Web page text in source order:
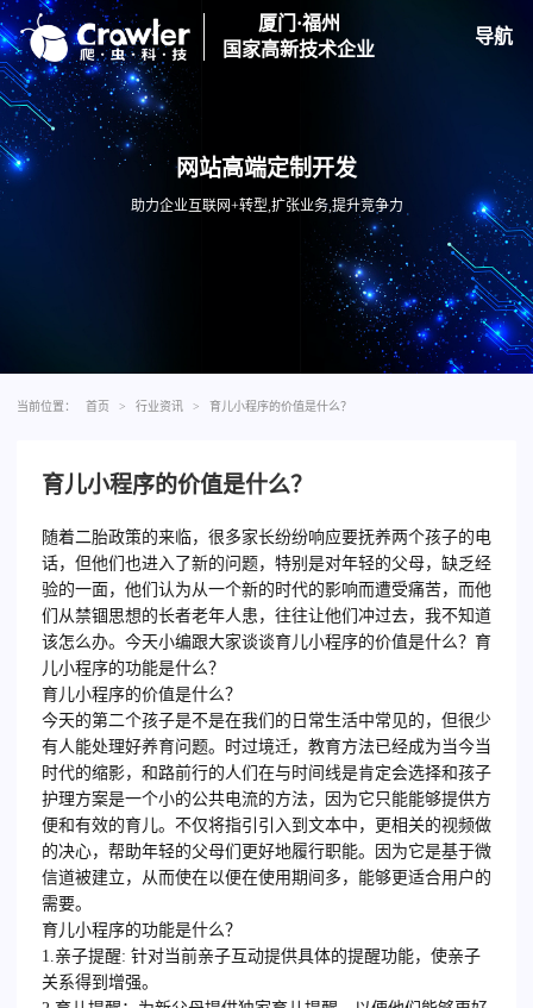
厦门·福州
国家高新技术企业
导航
网站高端定制开发
助力企业互联网+转型,扩张业务,提升竞争力
当前位置： 首页 > 行业资讯 > 育儿小程序的价值是什么？
育儿小程序的价值是什么？
随着二胎政策的来临，很多家长纷纷响应要抚养两个孩子的电
话，但他们也进入了新的问题，特别是对年轻的父母，缺乏经
验的一面，他们认为从一个新的时代的影响而遭受痛苦，而他
们从禁锢思想的长者老年人患，往往让他们冲过去，我不知道
该怎么办。今天小编跟大家谈谈育儿小程序的价值是什么？育
儿小程序的功能是什么？
育儿小程序的价值是什么？
今天的第二个孩子是不是在我们的日常生活中常见的，但很少
有人能处理好养育问题。时过境迁，教育方法已经成为当今当
时代的缩影，和路前行的人们在与时间线是肯定会选择和孩子
护理方案是一个小的公共电流的方法，因为它只能能够提供方
便和有效的育儿。不仅将指引引入到文本中，更相关的视频做
的决心，帮助年轻的父母们更好地履行职能。因为它是基于微
信道被建立，从而使在以便在使用期间多，能够更适合用户的
需要。
育儿小程序的功能是什么？
1.亲子提醒: 针对当前亲子互动提供具体的提醒功能，使亲子
关系得到增强。